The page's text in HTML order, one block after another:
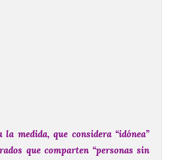
medida, que considera “idónea”
que comparten “personas sin